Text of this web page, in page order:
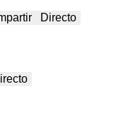
Directo